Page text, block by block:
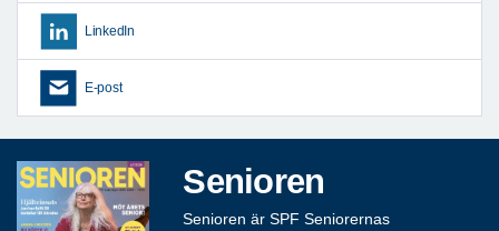
LinkedIn
E-post
Senioren
Senioren är SPF Seniorernas